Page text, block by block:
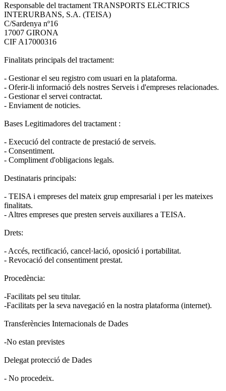
Responsable del tractament TRANSPORTS ELèCTRICS
INTERURBANS, S.A. (TEISA)
C/Sardenya nº16
17007 GIRONA
CIF A17000316
Finalitats principals del tractament:
- Gestionar el seu registro com usuari en la plataforma.
- Oferir-li informació dels nostres Serveis i d'empreses relacionades.
- Gestionar el servei contractat.
- Enviament de noticies.
Bases Legitimadores del tractament :
- Execució del contracte de prestació de serveis.
- Consentiment.
- Compliment d'obligacions legals.
Destinataris principals:
- TEISA i empreses del mateix grup empresarial i per les mateixes
finalitats.
- Altres empreses que presten serveis auxiliares a TEISA.
Drets:
- Accés, rectificació, cancel·lació, oposició i portabilitat.
- Revocació del consentiment prestat.
Procedència:
-Facilitats pel seu titular.
-Facilitats per la seva navegació en la nostra plataforma (internet).
Transferències Internacionals de Dades
-No estan previstes
Delegat protecció de Dades
- No procedeix.